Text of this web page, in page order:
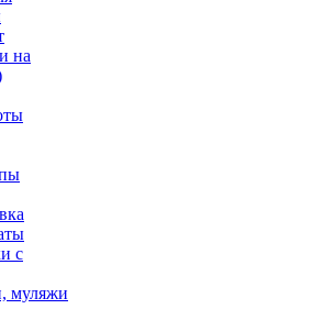
на
с
муляжи